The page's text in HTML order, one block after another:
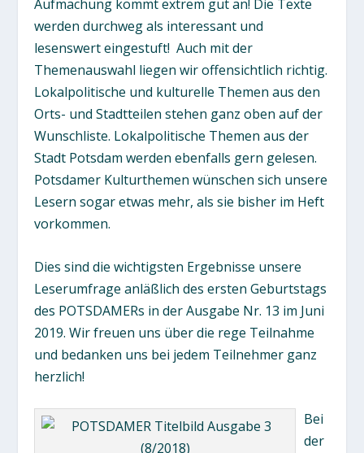
Aufmachung kommt extrem gut an! Die Texte
werden durchweg als interessant und
lesenswert eingestuft! Auch mit der
Themenauswahl liegen wir offensichtlich richtig.
Lokalpolitische und kulturelle Themen aus den
Orts- und Stadtteilen stehen ganz oben auf der
Wunschliste. Lokalpolitische Themen aus der
Stadt Potsdam werden ebenfalls gern gelesen.
Potsdamer Kulturthemen wünschen sich unsere
Lesern sogar etwas mehr, als sie bisher im Heft
vorkommen.
Dies sind die wichtigsten Ergebnisse unsere
Leserumfrage anläßlich des ersten Geburtstags
des POTSDAMERs in der Ausgabe Nr. 13 im Juni
2019. Wir freuen uns über die rege Teilnahme
und bedanken uns bei jedem Teilnehmer ganz
herzlich!
Bei
der